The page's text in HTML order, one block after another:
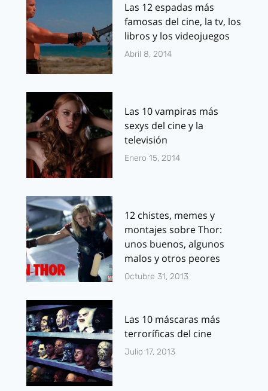
Las 12 espadas más
famosas del cine, la tv, los
libros y los videojuegos
Abril 8, 2014
Las 10 vampiras más
sexys del cine y la
televisión
Enero 15, 2014
12 chistes, memes y
montajes sobre Thor:
unos buenos, algunos
malos y otros peores
Octubre 31, 2013
Las 10 máscaras más
terroríficas del cine
Julio 17, 2013